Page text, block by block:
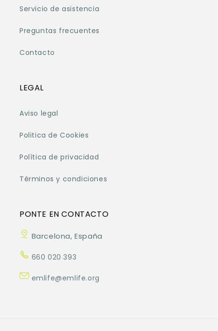
Servicio de asistencia
Preguntas frecuentes
Contacto
LEGAL
Aviso legal
Politica de Cookies
Política de privacidad
Términos y condiciones
PONTE EN CONTACTO
Barcelona, España
660 020 393
emlife@emlife.org